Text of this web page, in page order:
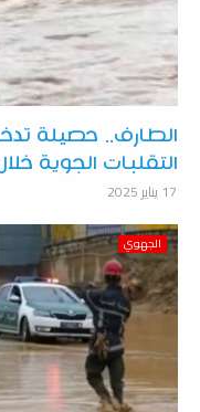
الطارف.. حصيلة
التقلبات الجوية
17 يناير 2025
الجهوي